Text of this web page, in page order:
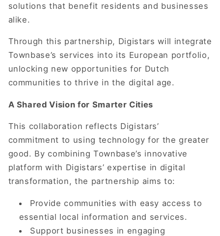
solutions that benefit residents and businesses
alike.
Through this partnership, Digistars will integrate
Townbase’s services into its European portfolio,
unlocking new opportunities for Dutch
communities to thrive in the digital age.
A Shared Vision for Smarter Cities
This collaboration reflects Digistars’
commitment to using technology for the greater
good. By combining Townbase’s innovative
platform with Digistars’ expertise in digital
transformation, the partnership aims to:
Provide communities with easy access to
essential local information and services.
Support businesses in engaging